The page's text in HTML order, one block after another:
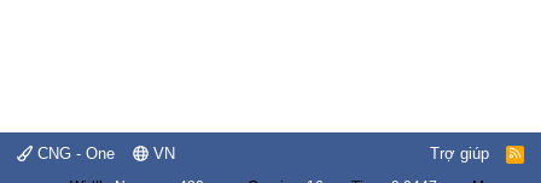
CNG - One VN Trợ giúp
R